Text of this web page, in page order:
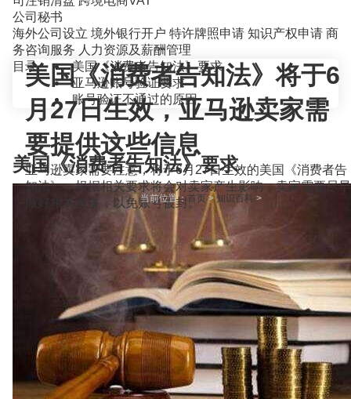
公司秘书
海外公司设立 境外银行开户 特许牌照申请 知识产权申请 商
务咨询服务 人力资源及薪酬管理
当前位置：首页 >知识百科 >
美国《消费者告知法》将于6
月27日生效，亚马逊卖家需
要提供这些信息
亚马逊卖家需要注意，将于6月27日生效的美国《消费者告
知法》，根据相关要求将会对卖家产生影响，卖家需要尽早
做好相关准备，以免账号被封。
目录
美国《消费者告知法》要求
亚马逊账号验证要求
账号验证不通过的原因
美国《消费者告知法》要求